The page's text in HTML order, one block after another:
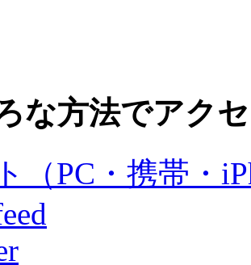
な方法でアク
（PC・携帯・